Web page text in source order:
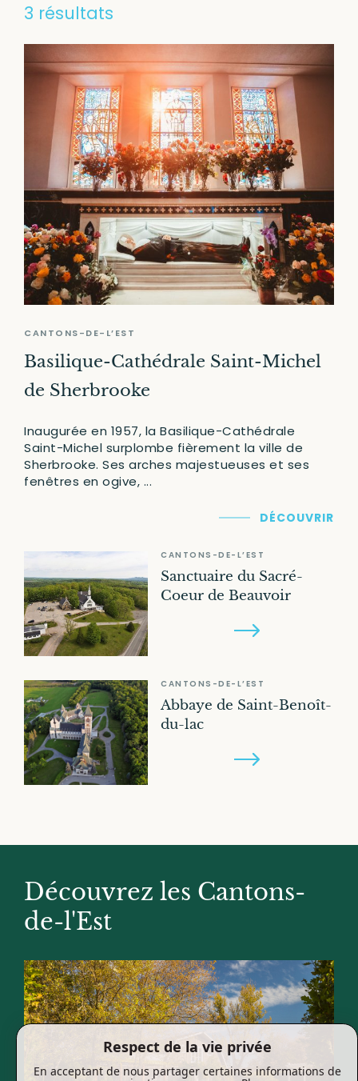
3 résultats
CANTONS-DE-L’EST
Basilique-Cathédrale Saint-Michel
de Sherbrooke
Inaugurée en 1957, la Basilique-Cathédrale
Saint-Michel surplombe fièrement la ville de
Sherbrooke. Ses arches majestueuses et ses
fenêtres en ogive, ...
DÉCOUVRIR
CANTONS-DE-L’EST
Sanctuaire du Sacré-
Coeur de Beauvoir
CANTONS-DE-L’EST
Abbaye de Saint-Benoît-
du-lac
Découvrez les Cantons-
de-l'Est
Respect de la vie privée
En acceptant de nous partager certaines informations de